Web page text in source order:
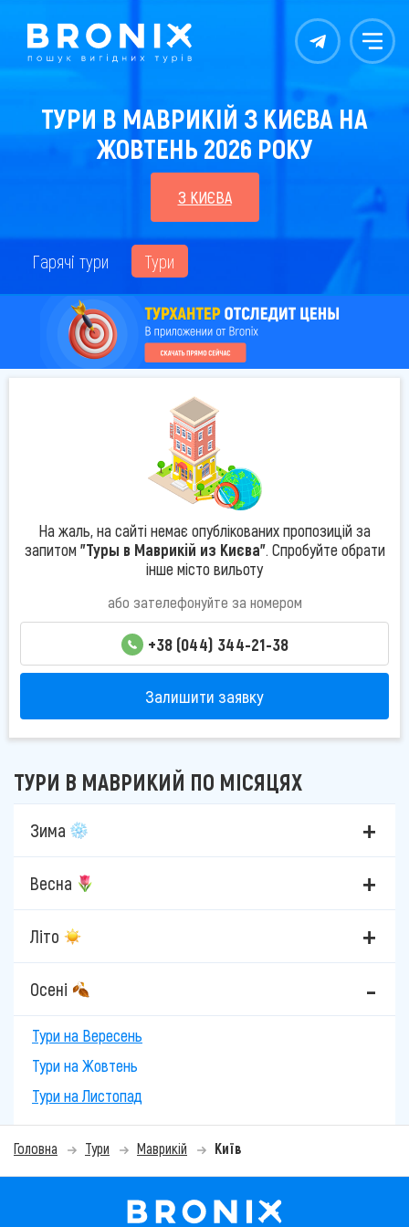
Контакты Меню
ТУРИ В МАВРИКІЙ З КИЄВА НА
ЖОВТЕНЬ 2026 РОКУ
З КИЄВА
Гарячі тури Тури
На жаль, на сайті немає опублікованих пропозицій за
запитом "Туры в Маврикій из Києва". Спробуйте обрати
інше місто вильоту
або зателефонуйте за номером
+38 (044) 344-21-38
Залишити заявку
ТУРИ В МАВРИКИЙ ПО МІСЯЦЯХ
Зима
Весна
Літо
Осені
Тури на Вересень
Тури на Жовтень
Тури на Листопад
Головна Тури Маврикій Київ